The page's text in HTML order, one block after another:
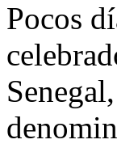
Pocos